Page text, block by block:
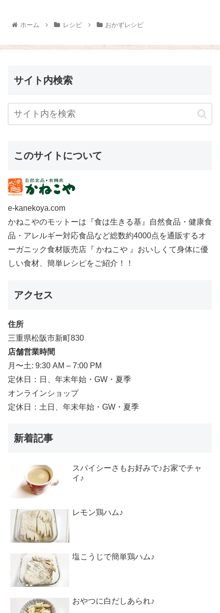
ん 大さじ2を合わせたものに漬
けます。片面漬けたらさっと裏
個は2㎝角に切り、電子レンジで
チンしたり...
ホーム レシピ おかずレシピ
サイト内検索
このサイトについて
e-kanekoya.com
かねこやのモットーは『食は生きる基』自然食品・健康食
品・アレルギー対応食品など総数約4000点を通販するオ
ーガニック食材販売店『 かねこや 』おいしくて身体に優
しい食材、簡単レシピをご紹介！！
アクセス
住所
三重県松阪市新町830
店舗営業時間
月〜土: 9:30 AM – 7:00 PM
定休日：日、年末年始・GW・夏季
オンラインショップ
定休日：土日、年末年始・GW・夏季
新着記事
スパイシーさもお好みで♪お家でチャ
イ♪
レモン鶏ハム♪
塩こうじで簡単鶏ハム♪
おやつに白だしあられ♪